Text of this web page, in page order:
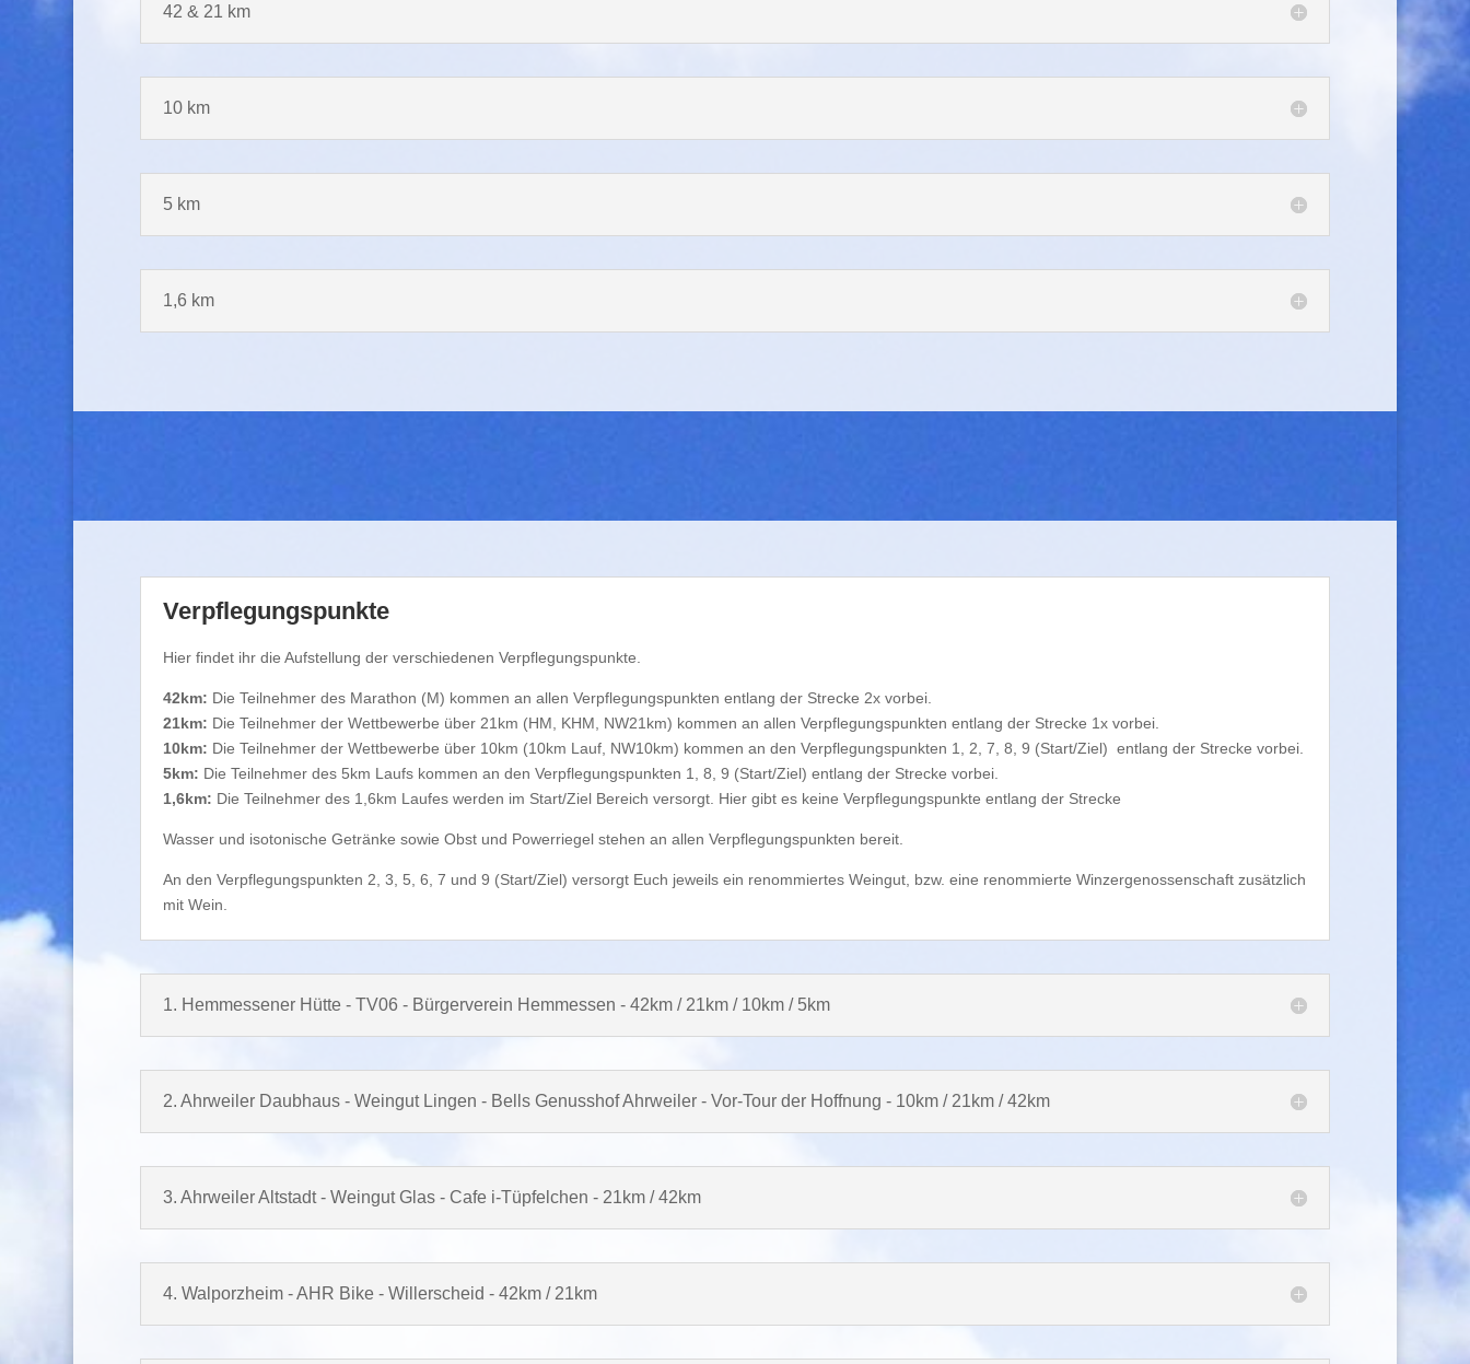
42 & 21 km
10 km
5 km
1,6 km
Verpflegungspunkte
Hier findet ihr die Aufstellung der verschiedenen Verpflegungspunkte.
42km: Die Teilnehmer des Marathon (M) kommen an allen Verpflegungspunkten entlang der Strecke 2x vorbei.
21km: Die Teilnehmer der Wettbewerbe über 21km (HM, KHM, NW21km) kommen an allen Verpflegungspunkten entlang der Strecke 1x vorbei.
10km: Die Teilnehmer der Wettbewerbe über 10km (10km Lauf, NW10km) kommen an den Verpflegungspunkten 1, 2, 7, 8, 9 (Start/Ziel) entlang der Strecke vorbei.
5km: Die Teilnehmer des 5km Laufs kommen an den Verpflegungspunkten 1, 8, 9 (Start/Ziel) entlang der Strecke vorbei.
1,6km: Die Teilnehmer des 1,6km Laufes werden im Start/Ziel Bereich versorgt. Hier gibt es keine Verpflegungspunkte entlang der Strecke
Wasser und isotonische Getränke sowie Obst und Powerriegel stehen an allen Verpflegungspunkten bereit.
An den Verpflegungspunkten 2, 3, 5, 6, 7 und 9 (Start/Ziel) versorgt Euch jeweils ein renommiertes Weingut, bzw. eine renommierte Winzergenossenschaft zusätzlich
mit Wein.
1. Hemmessener Hütte - TV06 - Bürgerverein Hemmessen - 42km / 21km / 10km / 5km
2. Ahrweiler Daubhaus - Weingut Lingen - Bells Genusshof Ahrweiler - Vor-Tour der Hoffnung - 10km / 21km / 42km
3. Ahrweiler Altstadt - Weingut Glas - Cafe i-Tüpfelchen - 21km / 42km
4. Walporzheim - AHR Bike - Willerscheid - 42km / 21km